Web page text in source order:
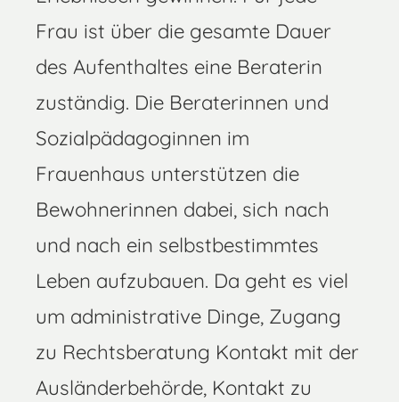
Frau ist über die gesamte Dauer
des Aufenthaltes eine Beraterin
zuständig. Die Beraterinnen und
Sozialpädagoginnen im
Frauenhaus unterstützen die
Bewohnerinnen dabei, sich nach
und nach ein selbstbestimmtes
Leben aufzubauen. Da geht es viel
um administrative Dinge, Zugang
zu Rechtsberatung Kontakt mit der
Ausländerbehörde, Kontakt zu